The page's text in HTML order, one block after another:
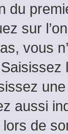
du
sur
vous
aussi
de